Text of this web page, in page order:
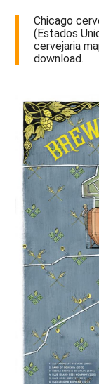
Chicago
(Estados
cervejaria
download.